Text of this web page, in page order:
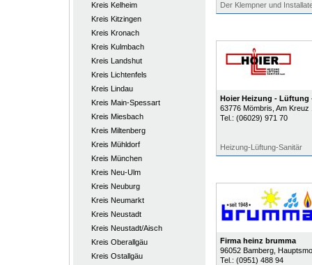
Kreis Kelheim
Kreis Kitzingen
Kreis Kronach
Kreis Kulmbach
Kreis Landshut
Kreis Lichtenfels
Kreis Lindau
Kreis Main-Spessart
Kreis Miesbach
Kreis Miltenberg
Kreis Mühldorf
Kreis München
Kreis Neu-Ulm
Kreis Neuburg
Kreis Neumarkt
Kreis Neustadt
Kreis Neustadt/Aisch
Kreis Oberallgäu
Kreis Ostallgäu
Der Klempner und
Hoier Heizung - Lüftung
63776 Mömbris , Am Kreuz
Tel.: (06029) 971 70
Heizung-Lüftung-Sanitär
Firma heinz brumma
96052 Bamberg,
Tel.: (0951) 488 94